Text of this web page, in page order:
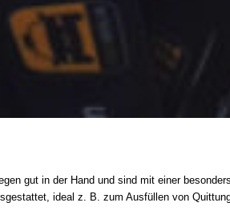
gut in der Hand und sind mit einer
ideal z. B. zum Ausfüllen von